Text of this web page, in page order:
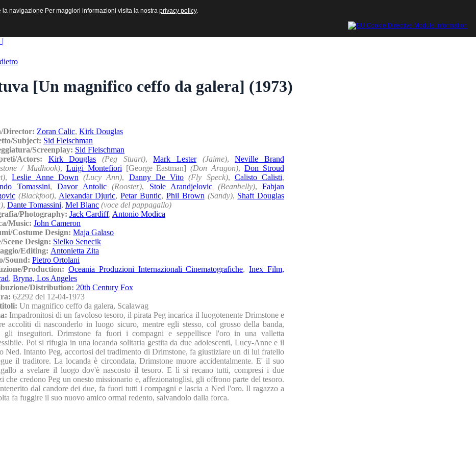
e Multimediali
|
[Un magnifico ceffo da galera] (1973)
Director: Zoran Calic, Kirk Douglas
Subject: Sid Fleischman
Screenplay: Sid Fleischman
Actors: Kirk Douglas (Peg Stuart),Mark Lester (Jaime),Neville Brand
/ Mudhook), Luigi Montefiori [George Eastman](Don Aragon),Don Stroud
,Leslie Anne Down (Lucy Ann), Danny De Vito (Fly Speck), Calisto Calisti,
Tomassini, Davor Antolic (Rooster), Stole Arandjelovic (Beanbelly), Fabjan
(Blackfoot), Alexandar Djuric,Petar Buntic, Phil Brown (Sandy), Shaft Douglas
, Dante Tomassini, Mel Blanc (voce del pappagallo)
Photography: Jack Cardiff, Antonio Modica
Music: John Cameron
Costume Design: Maja Galaso
Scene Design: Sielko Senecik
Editing: Antonietta Zita
Sound: Pietro Ortolani
Production: Oceania Produzioni Internazionali Cinematografiche,Inex Film,
, Bryna, Los Angeles
Distribution: 20th Century Fox
62292 del 12-04-1973
Un magnifico ceffo da galera, Scalawag
Impadronitosi di un favoloso tesoro, il pirata Peg incarica il luogotenente Drimstone e
accoliti di nasconderlo in luogo sicuro, mentre egli stesso, col grosso della banda,
gli inseguitori. Drimstone fa fuori i compagni e seppellisce l'oro in una valletta
Poi si rifugia in una locanda solitaria gestita da due adolescenti, Lucy-Anne e il
Ned. Intanto Peg, accortosi del tradimento di Drimstone, fa giustiziare un di lui fratello
il traditore. La locanda è circondata, Drimstone muore accidentalmente. E' il suo
a svelare il luogo dov'è nascosto il tesoro. E lì si recano tutti, compresi i due
che credono Peg un onesto missionario e, affezionatoglisi, gli offrono parte del tesoro.
dal candore dei due, fa fuori tutti i compagni e lascia a Ned l'oro. Il ragazzo a
fa fuggire il suo nuovo amico ormai redento, salvandolo dalla forca.
navigazione Per maggiori informazioni visita la nostra privacy policy.
navigazione Per maggiori informazioni visita la nostra privacy policy.